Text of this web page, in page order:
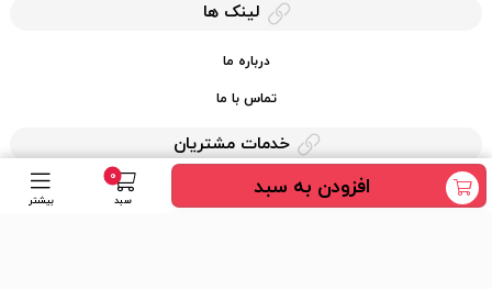
افزودن به سبد 0
سبد بیشتر
لینک ها
درباره ما
تماس با ما
خدمات مشتریان
حریم خصوصی